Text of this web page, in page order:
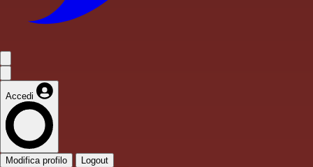
Accedi
Modifica profilo Logout